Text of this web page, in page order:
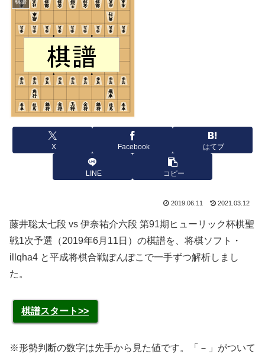
棋譜
X Facebook はてブ
LINE コピー
2019.06.11 2021.03.12
藤井聡太七段 vs 伊奈祐介六段 第91期ヒューリック杯棋聖
戦1次予選（2019年6月11日）の棋譜を、将棋ソフト・
illqha4 と平成将棋合戦ぽんぽこで一手ずつ解析しまし
た。
棋譜スタート>>
※形勢判断の数字は先手から見た値です。「－」がついて